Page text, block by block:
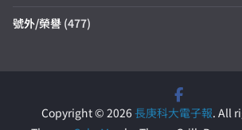
號外/榮譽 (477)
Copyright © 2026長庚科大電子報. All